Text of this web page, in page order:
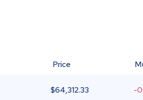
Price
$64,312.33 -